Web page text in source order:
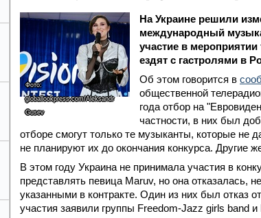
Фото:
globallookpress.com/Aleksandr
Gusev
На Украине решили
международный
участие в мероприятии
ездят с гастролями в
Об этом говорится в
общественной
года отбор на
частности, в них был
отборе смогут только те музыканты, которые не
не планируют их до окончания конкурса. Другие
В этом году Украина не принимала участия в
представлять певица Maruv, но она отказалась,
указанными в контракте. Один из них был отказ
участия заявили группы Freedom-Jazz girls band и